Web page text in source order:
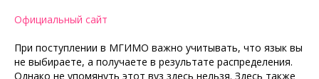
Официальный сайт
При поступлении в МГИМО важно учитывать, что язык вы
не выбираете, а получаете в результате распределения.
Однако не упомянуть этот вуз здесь нельзя. Здесь также